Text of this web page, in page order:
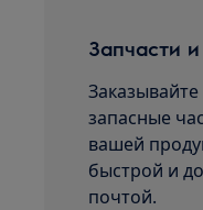
Запчасти
запасные
вашей
быстрой и
почтой.